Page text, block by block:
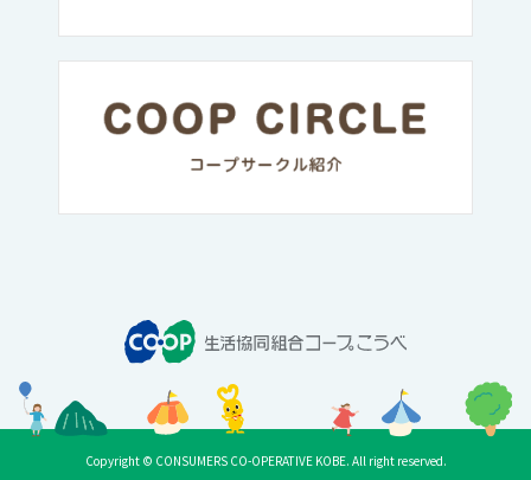
Copyright © CONSUMERS CO-OPERATIVE KOBE. All right reserved.